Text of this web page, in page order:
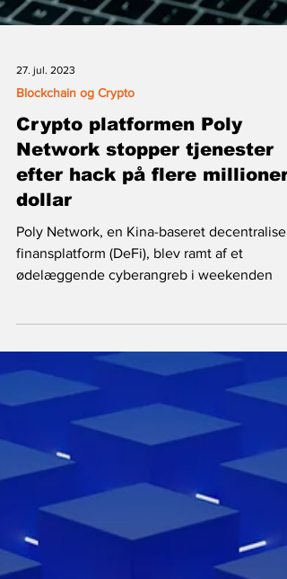
27. jul. 2023
Blockchain og Crypto
Crypto platformen Poly
efter hack på flere millioner
dollar